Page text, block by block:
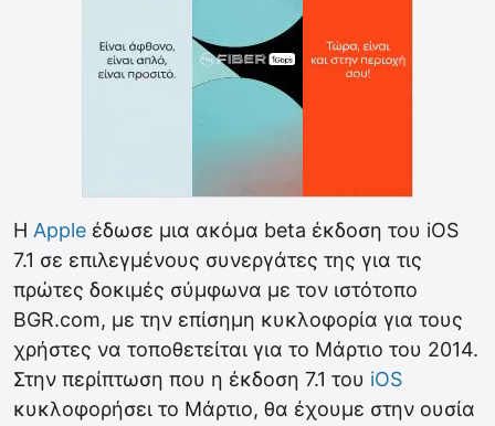
Η Apple έδωσε μια ακόμα beta έκδοση του iOS
7.1 σε επιλεγμένους συνεργάτες της για τις
πρώτες δοκιμές σύμφωνα με τον ιστότοπο
BGR.com, με την επίσημη κυκλοφορία για τους
χρήστες να τοποθετείται για το Μάρτιο του 2014.
Στην περίπτωση που η έκδοση 7.1 του iOS
κυκλοφορήσει το Μάρτιο, θα έχουμε στην ουσία